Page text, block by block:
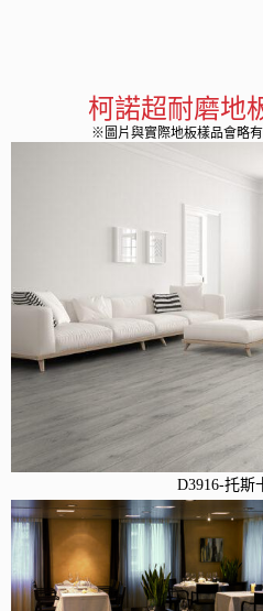
柯諾超耐磨地
※圖片與實際地板樣品會略
D3916-托斯